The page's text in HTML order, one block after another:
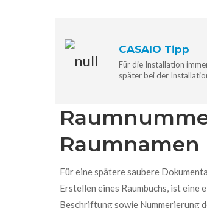
CASAIO Tipp
Für die Installation
später bei der
Raumnamen
Für eine spätere saubere
Erstellen eines Raumbuchs, ist eine
Beschriftung sowie Nummerierung